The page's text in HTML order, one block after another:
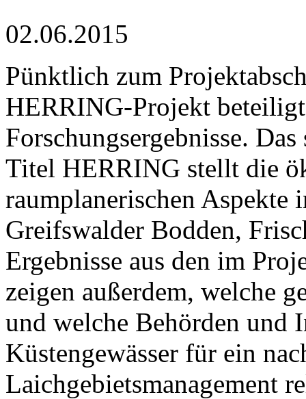
02.06.2015
Pünktlich zum
HERRING-Projekt
Forschungsergebnisse.
Titel HERRING stellt die
raumplanerischen Aspekte
Greifswalder Bodden,
Ergebnisse aus den im
zeigen außerdem, welche
und welche Behörden und
Küstengewässer für ein
Laichgebietsmanagement